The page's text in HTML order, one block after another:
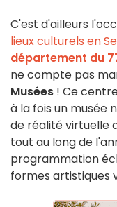
C'est d'ailleurs
lieux culturels en
département du
ne compte pas
Musées ! Ce
à la fois un musée
de réalité virtuelle
tout au long de
programmation
formes artistiques